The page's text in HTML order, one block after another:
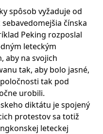
spôsob vyžaduje od
čínska
Peking rozposlal
leteckým
aby na svojich
tak, aby bolo jasné,
tak pod
urobili.
diktátu je spojený
protestov sa totiž
leteckej